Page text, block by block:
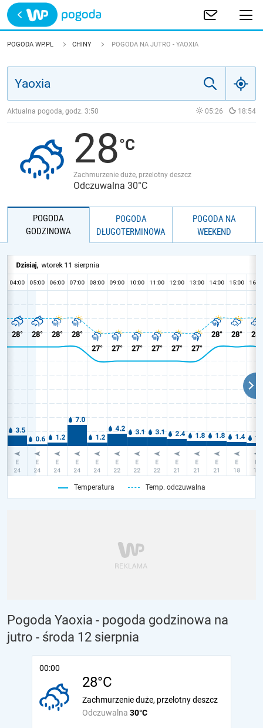
Trwa ładowanie
POLSKA
JAKOŚĆ POWIETRZA
POGODA WP.PL CHINY POGODA NA JUTRO - YAOXIA
Aktualna pogoda, godz. 3:50 05:26 18:54
28
Zachmurzenie duże, przelotny deszcz
Odczuwalna 30°C
POGODA
GODZINOWA
POGODA
DŁUGOTERMINOWA
POGODA NA
WEEKEND
Temperatura Temp. odczuwalna
Pogoda Yaoxia - pogoda godzinowa na
jutro - środa 12 sierpnia
00:00
28°C
Odczuwalna 30°C
Zachmurzenie duże, przelotny deszcz